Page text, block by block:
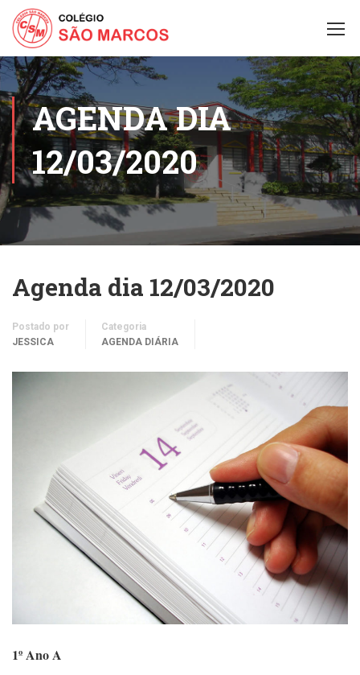
AGENDA DIA
12/03/2020
Agenda dia 12/03/2020
Postado por
JESSICA
Categoria
AGENDA DIÁRIA
1º Ano A